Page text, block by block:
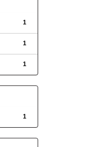
1
1
1
1